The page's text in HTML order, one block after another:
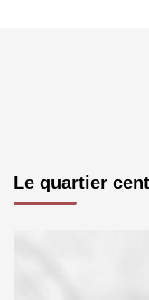
Le quartier